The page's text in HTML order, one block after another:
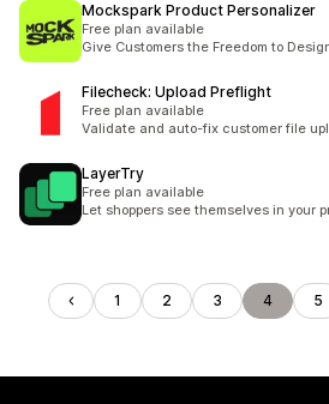
Mockspark Product Personalizer
Free plan available
Give Customers the Freedom to
Filecheck: Upload Preflight
Free plan available
Validate and auto-fix customer file
LayerTry
Free plan available
Let shoppers see themselves in your
1 2 3 4 5